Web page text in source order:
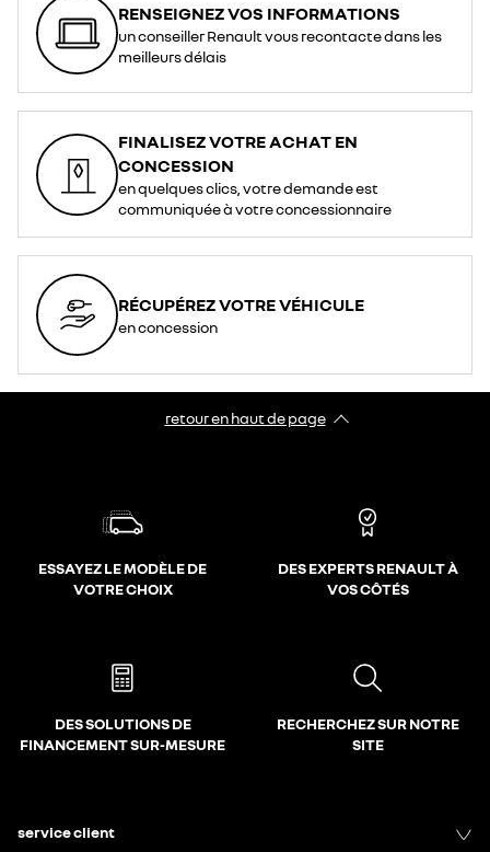
RENSEIGNEZ VOS INFORMATIONS
un conseiller Renault vous recontacte dans les
meilleurs délais
FINALISEZ VOTRE ACHAT EN
CONCESSION
en quelques clics, votre demande est
communiquée à votre concessionnaire
RÉCUPÉREZ VOTRE VÉHICULE
en concession
retour en haut de page​
ESSAYEZ LE MODÈLE DE
VOTRE CHOIX
DES EXPERTS RENAULT À
VOS CÔTÉS
DES SOLUTIONS DE
FINANCEMENT SUR-MESURE
RECHERCHEZ SUR NOTRE
SITE
service client